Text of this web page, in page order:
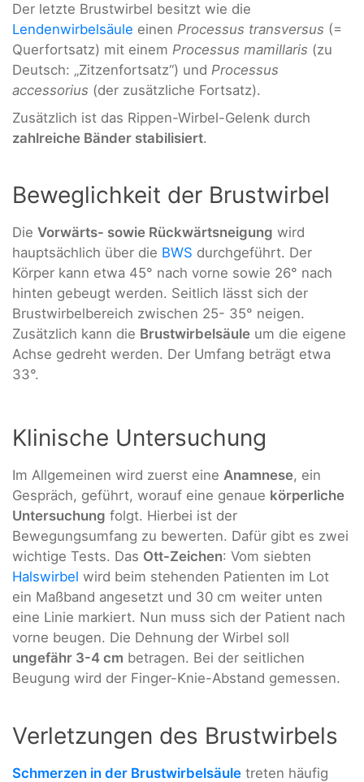
Der letzte Brustwirbel besitzt wie die
Lendenwirbelsäule einen Processus transversus (=
Querfortsatz) mit einem Processus mamillaris (zu
Deutsch: „Zitzenfortsatz“) und Processus
accessorius (der zusätzliche Fortsatz).
Zusätzlich ist das Rippen-Wirbel-Gelenk durch
zahlreiche Bänder stabilisiert.
Beweglichkeit der Brustwirbel
Die Vorwärts- sowie Rückwärtsneigung wird
hauptsächlich über die BWS durchgeführt. Der
Körper kann etwa 45° nach vorne sowie 26° nach
hinten gebeugt werden. Seitlich lässt sich der
Brustwirbelbereich zwischen 25- 35° neigen.
Zusätzlich kann die Brustwirbelsäule um die eigene
Achse gedreht werden. Der Umfang beträgt etwa
33°.
Klinische Untersuchung
Im Allgemeinen wird zuerst eine Anamnese, ein
Gespräch, geführt, worauf eine genaue körperliche
Untersuchung folgt. Hierbei ist der
Bewegungsumfang zu bewerten. Dafür gibt es zwei
wichtige Tests. Das Ott-Zeichen: Vom siebten
Halswirbel wird beim stehenden Patienten im Lot
ein Maßband angesetzt und 30 cm weiter unten
eine Linie markiert. Nun muss sich der Patient nach
vorne beugen. Die Dehnung der Wirbel soll
ungefähr 3-4 cm betragen. Bei der seitlichen
Beugung wird der Finger-Knie-Abstand gemessen.
Verletzungen des Brustwirbels
Schmerzen in der Brustwirbelsäule treten häufig